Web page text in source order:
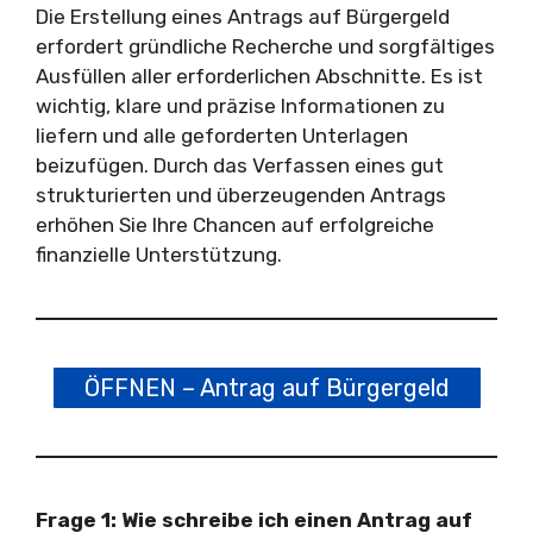
Die Erstellung eines Antrags auf Bürgergeld
erfordert gründliche Recherche und sorgfältiges
Ausfüllen aller erforderlichen Abschnitte. Es ist
wichtig, klare und präzise Informationen zu
liefern und alle geforderten Unterlagen
beizufügen. Durch das Verfassen eines gut
strukturierten und überzeugenden Antrags
erhöhen Sie Ihre Chancen auf erfolgreiche
finanzielle Unterstützung.
ÖFFNEN – Antrag auf Bürgergeld
Frage 1: Wie schreibe ich einen Antrag auf